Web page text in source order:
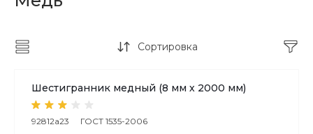
Сортировка
Шестигранник медный (8 мм х 2000 мм)
92812a23 ГОСТ 1535-2006